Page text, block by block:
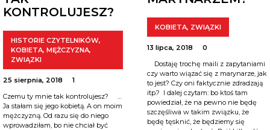
KONTROLUJESZ?
HISTORIE CZYTELNIKÓW,
KOBIETA, MĘŻCZYZNA,
ZWIĄZKI
25 sierpnia, 2018
1
Czemu ty mnie tak kontrolujesz? …
Ja stałam się jego kobietą. A on moim
mężczyzną. Od razu się do niego
wprowadziłam, bo nie chciał być
KOBIETA, ZWIĄZKI
13 lipca, 2018
0
Dostaję trochę maili z zapytaniami
czy warto wiązać się z marynarze, jak
to jest? Czy oni faktycznie zdradzają
itp.? I dalej czytam: bo ktoś tam
powiedział, że na pewno nie będę
szczęśliwa w takim związku, że
będę tęsknić, że będziemy się